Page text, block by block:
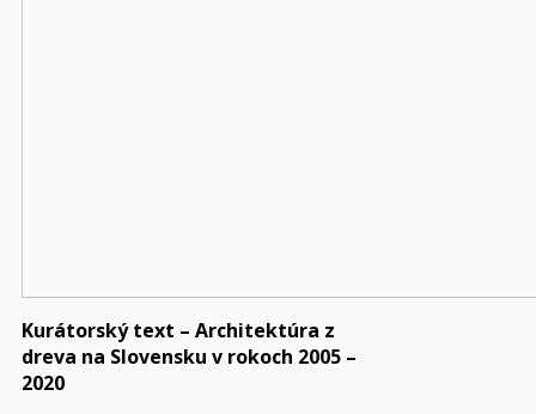
Kurátorský text – Architektúra z
dreva na Slovensku v rokoch 2005 –
2020